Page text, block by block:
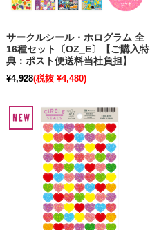
サークルシール・ホログラム 全
16種セット〔OZ_E〕【ご購入特
典：ポスト便送料当社負担】
¥4,928(税抜 ¥4,480)